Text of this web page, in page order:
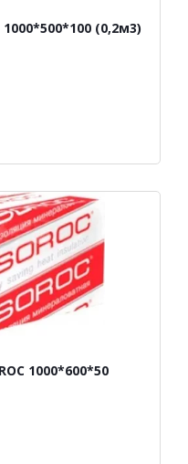
(0,2м3)
1000*600*50